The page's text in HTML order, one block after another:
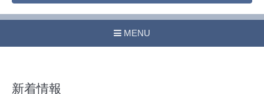
MENU
新着情報